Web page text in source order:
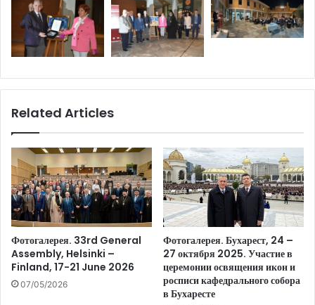
Related Articles
Фотогалерея. 33rd General
Assembly, Helsinki –
Finland, 17-21 June 2026
07/05/2026
Фотогалерея. Бухарест, 24 –
27 октября 2025. Участие в
церемонии освящения икон и
росписи кафедрального собора
в Бухаресте